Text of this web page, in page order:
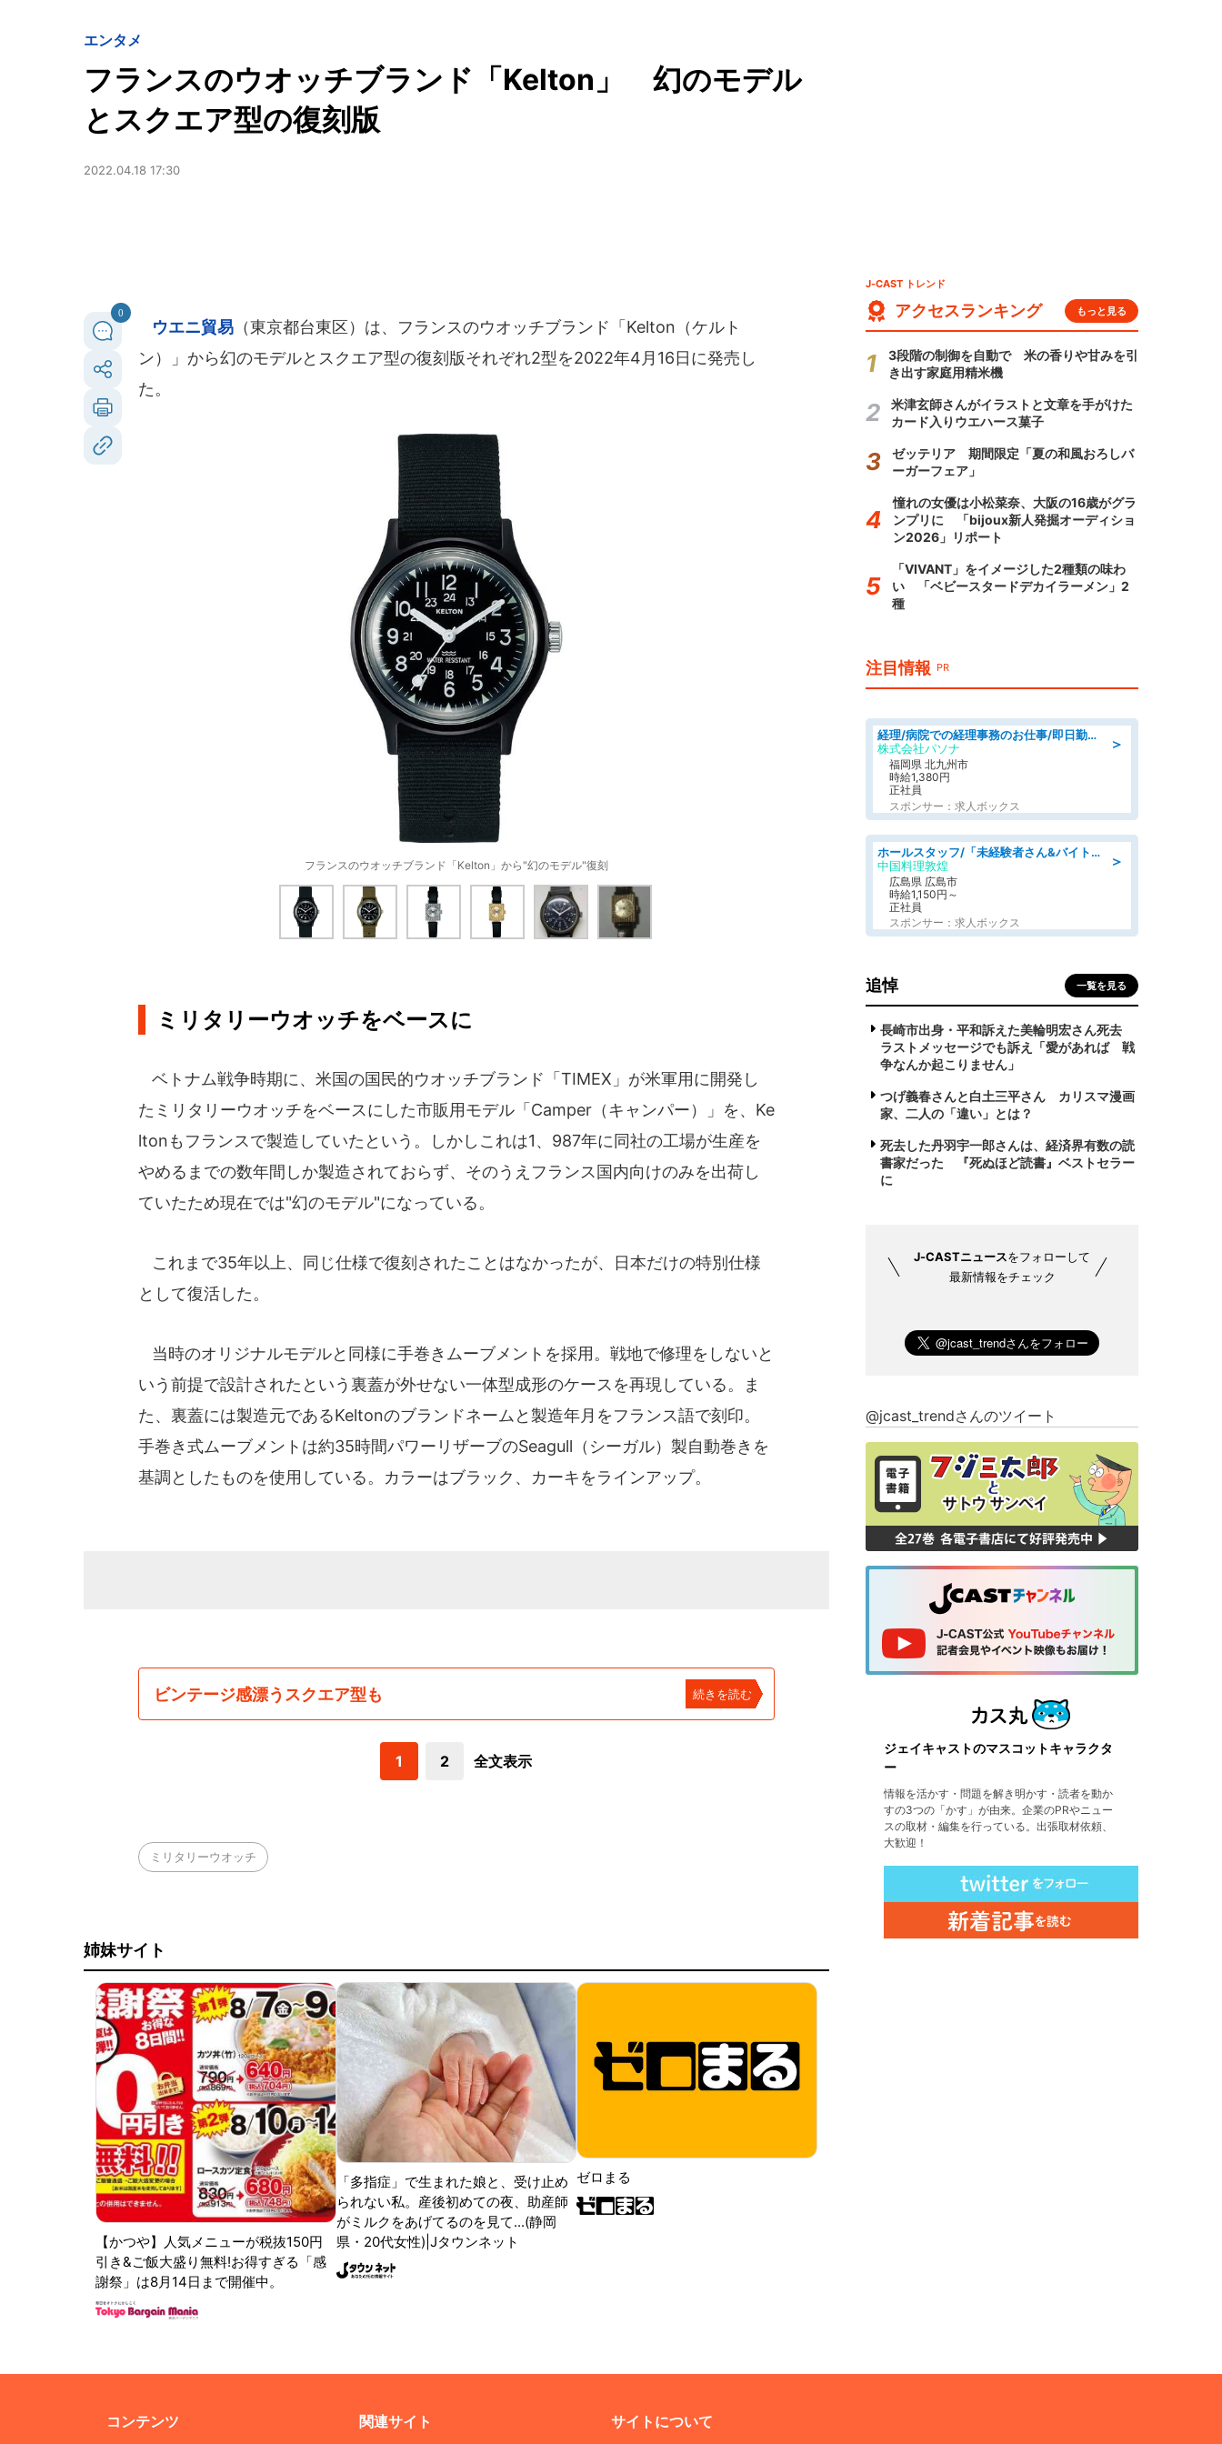
エンタメ
フランスのウオッチブランド「Kelton」 幻のモデル
とスクエア型の復刻版
2022.04.18 17:30
0
ウエニ貿易 （東京都台東区）は、フランスのウオッチブランド「Kelton（ケルト
ン）」から幻のモデルとスクエア型の復刻版それぞれ2型を2022年4月16日に発売し
た。
フランスのウオッチブランド「Kelton」から"幻のモデル"復刻
ミリタリーウオッチをベースに
ベトナム戦争時期に、米国の国民的ウオッチブランド「TIMEX」が米軍用に開発し
たミリタリーウオッチをベースにした市販用モデル「Camper（キャンパー）」を、Ke
ltonもフランスで製造していたという。しかしこれは1、987年に同社の工場が生産を
やめるまでの数年間しか製造されておらず、そのうえフランス国内向けのみを出荷し
ていたため現在では"幻のモデル"になっている。
これまで35年以上、同じ仕様で復刻されたことはなかったが、日本だけの特別仕様
として復活した。
当時のオリジナルモデルと同様に手巻きムーブメントを採用。戦地で修理をしないと
いう前提で設計されたという裏蓋が外せない一体型成形のケースを再現している。ま
た、裏蓋には製造元であるKeltonのブランドネームと製造年月をフランス語で刻印。
手巻き式ムーブメントは約35時間パワーリザーブのSeagull（シーガル）製自動巻きを
基調としたものを使用している。カラーはブラック、カーキをラインアップ。
ビンテージ感漂うスクエア型も 続きを読む
1 2 全文表示
ミリタリーウオッチ
姉妹サイト
【かつや】人気メニューが税抜150円
引き&ご飯大盛り無料!お得すぎる「感
謝祭」は8月14日まで開催中。
「多指症」で生まれた娘と、受け止め
られない私。産後初めての夜、助産師
がミルクをあげてるのを見て...(静岡
県・20代女性)|Jタウンネット
ゼロまる
J-CAST トレンド
アクセスランキング もっと見る
3段階の制御を自動で 米の香りや甘みを引
き出す家庭用精米機
米津玄師さんがイラストと文章を手がけた
カード入りウエハース菓子
ゼッテリア 期間限定「夏の和風おろしバ
ーガーフェア」
憧れの女優は小松菜奈、大阪の16歳がグラ
ンプリに 「bijoux新人発掘オーディショ
ン2026」リポート
「VIVANT」をイメージした2種類の味わ
い 「ベビースタードデカイラーメン」2
種
注目情報 PR
＞
経理/病院での経理事務のお仕事/即日勤務可/車通勤可/経理/一般事務
株式会社パソナ
福岡県 北九州市
時給1,380円
正社員
スポンサー：求人ボックス
＞
ホールスタッフ/「未経験者さん&バイトデビューも大歓迎」残業ほぼなし×1日3時間〜勤務OK!フォロー体制も充実/広島県/広島市南区
中国料理敦煌
広島県 広島市
時給1,150円～
正社員
スポンサー：求人ボックス
追悼 一覧を見る
長崎市出身・平和訴えた美輪明宏さん死去
ラストメッセージでも訴え「愛があれば 戦
争なんか起こりません」
つげ義春さんと白土三平さん カリスマ漫画
家、二人の「違い」とは？
死去した丹羽宇一郎さんは、経済界有数の読
書家だった 『死ぬほど読書』ベストセラー
に
J-CASTニュースをフォローして
最新情報をチェック
@jcast_trendさんのツイート
ジェイキャストのマスコットキャラクタ
ー
情報を活かす・問題を解き明かす・読者を動か
すの3つの「かす」が由来。企業のPRやニュー
スの取材・編集を行っている。出張取材依頼、
大歓迎！
コンテンツ 関連サイト サイトについて